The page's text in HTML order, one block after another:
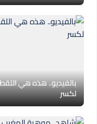
بالفيديو.. هذه هي اللقطة
لكسر